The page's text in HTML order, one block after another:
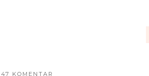
47 KOMENTAR